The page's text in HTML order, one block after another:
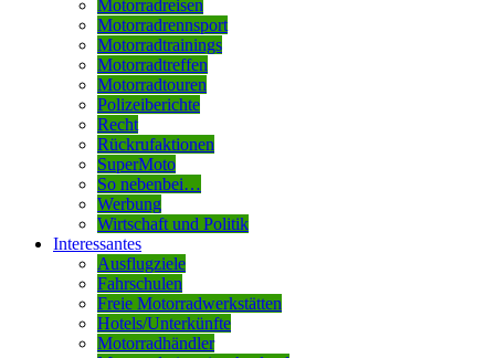
Motorradreisen
Motorradrennsport
Motorradtrainings
Motorradtreffen
Motorradtouren
Polizeiberichte
Recht
Rückrufaktionen
SuperMoto
So nebenbei…
Werbung
Wirtschaft und Politik
Interessantes
Ausflugziele
Fahrschulen
Freie Motorradwerkstätten
Hotels/Unterkünfte
Motorradhändler